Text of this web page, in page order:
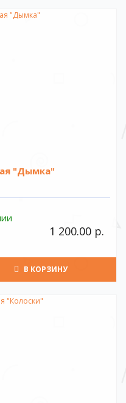
10 000 рублей.
"Дымка"
1 200.00 р.
В КОРЗИНУ